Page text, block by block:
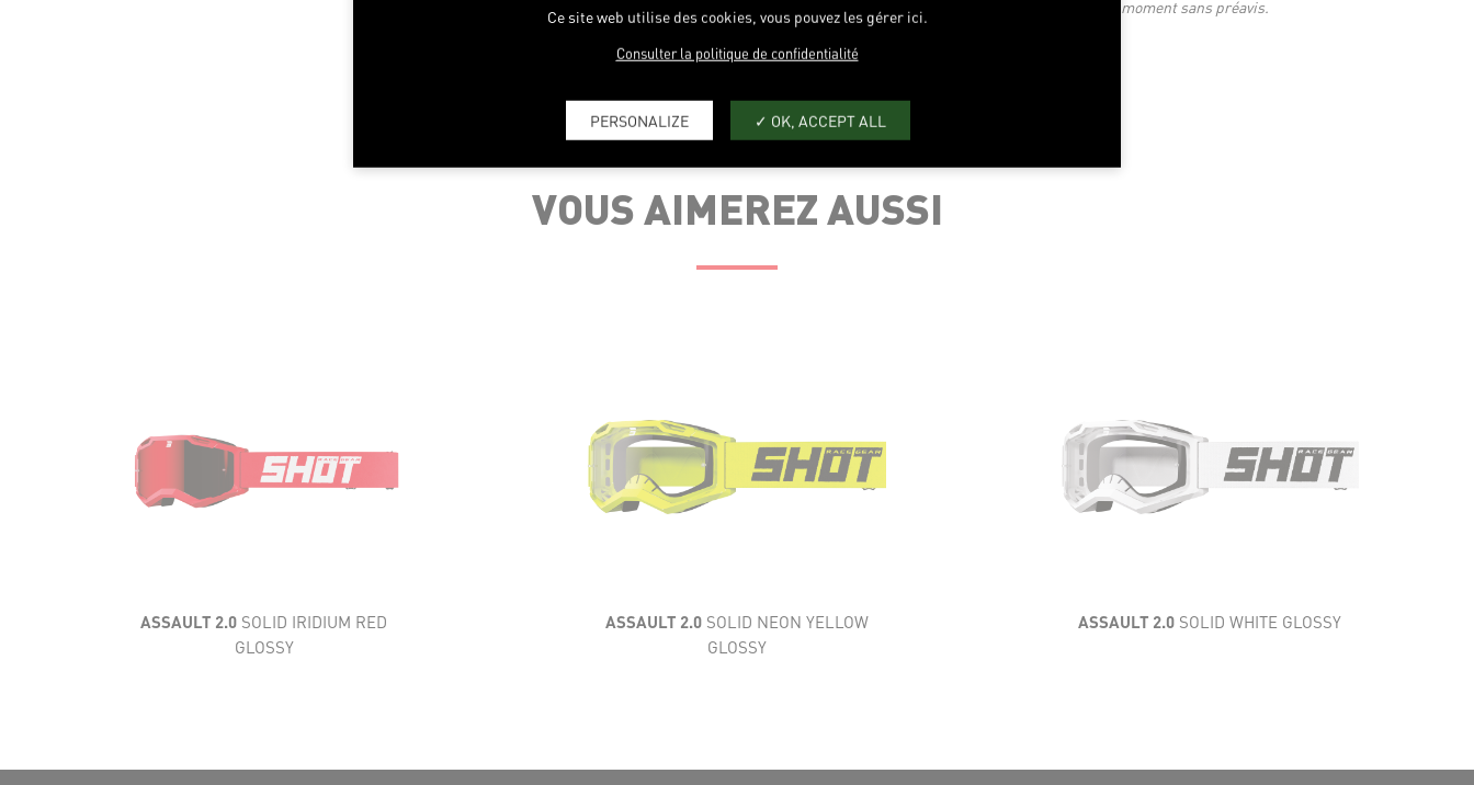
sont susceptibles d'être modifiés à tout moment sans préavis.
VOUS AIMEREZ AUSSI
ASSAULT 2.0 SOLID IRIDIUM RED
GLOSSY
CONFORT
ASSAULT 2.0SOLID NEON YELLOW
GLOSSY
AÉRATION
CONFORT
ASSAULT 2.0 SOLID WHITE GLOSSY
AÉRATION
CONFORT
Ce site web utilise des cookies, vous pouvez les gérer ici.
Consulter la politique de confidentialité
PERSONALIZE OK, ACCEPT ALL